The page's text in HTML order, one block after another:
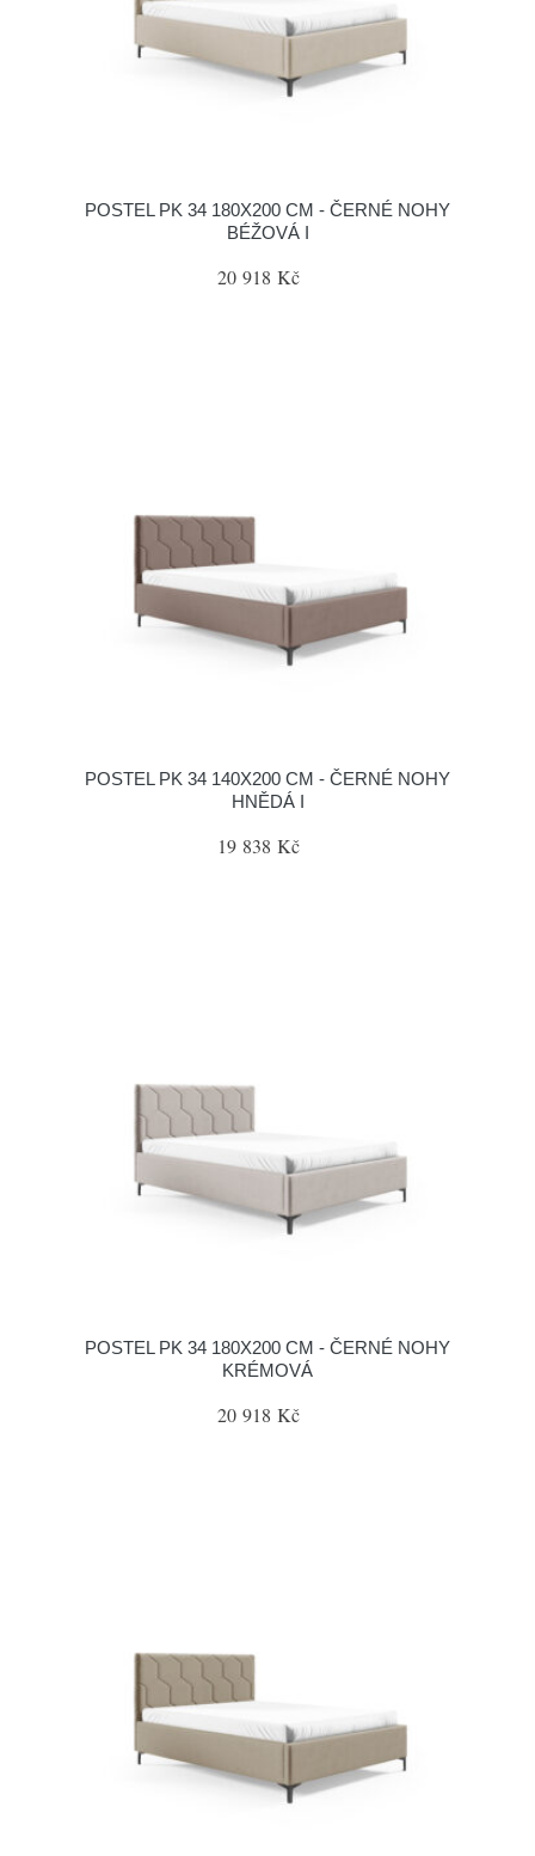
POSTEL PK 34 180X200 CM - ČERNÉ NOHY
BÉŽOVÁ I
20 918 Kč
POSTEL PK 34 140X200 CM - ČERNÉ NOHY
HNĚDÁ I
19 838 Kč
POSTEL PK 34 180X200 CM - ČERNÉ NOHY
KRÉMOVÁ
20 918 Kč